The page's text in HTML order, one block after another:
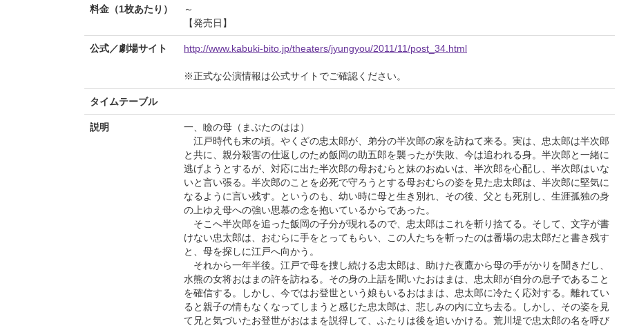
料金（1枚あたり）
～
【発売日】
公式／劇場サイト http://www.kabuki-bito.jp/theaters/jyungyou/2011/11/post_34.html
※正式な公演情報は公式サイトでご確認ください。
タイムテーブル
説明
一、瞼の母（まぶたのはは）
江戸時代も末の頃。やくざの忠太郎が、弟分の半次郎の家を訪ねて来る。実は、忠太郎は半次郎
と共に、親分殺害の仕返しのため飯岡の助五郎を襲ったが失敗、今は追われる身。半次郎と一緒に
逃げようとするが、対応に出た半次郎の母おむらと妹のおぬいは、半次郎を心配し、半次郎はいな
いと言い張る。半次郎のことを必死で守ろうとする母おむらの姿を見た忠太郎は、半次郎に堅気に
なるように言い残す。というのも、幼い時に母と生き別れ、その後、父とも死別し、生涯孤独の身
の上ゆえ母への強い思慕の念を抱いているからであった。
そこへ半次郎を追った飯岡の子分が現れるので、忠太郎はこれを斬り捨てる。そして、文字が書
けない忠太郎は、おむらに手をとってもらい、この人たちを斬ったのは番場の忠太郎だと書き残す
と、母を探しに江戸へ向かう。
それから一年半後。江戸で母を捜し続ける忠太郎は、助けた夜鷹から母の手がかりを聞きだし、
水熊の女将おはまの許を訪ねる。その身の上話を聞いたおはまは、忠太郎が自分の息子であること
を確信する。しかし、今ではお登世という娘もいるおはまは、忠太郎に冷たく応対する。離れてい
ると親子の情もなくなってしまうと感じた忠太郎は、悲しみの内に立ち去る。しかし、その姿を見
て兄と気づいたお登世がおはまを説得して、ふたりは後を追いかける。荒川堤で忠太郎の名を呼び